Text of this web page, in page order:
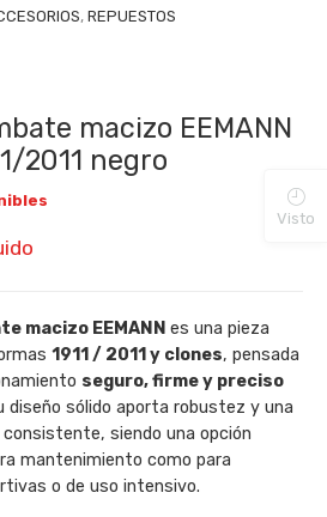
, REPUESTOS
macizo EEMANN
2011 negro
macizo EEMANN es una pieza
1911 / 2011 y clones, pensada
seguro, firme y preciso
diseño sólido aporta robustez y una
siendo una opción
mantenimiento como para
o de uso intensivo.
Visto